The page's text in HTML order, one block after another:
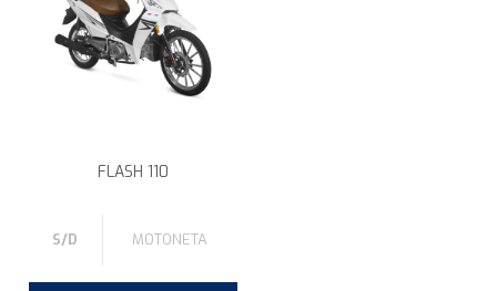
FLASH 110
S/D MOTONETA